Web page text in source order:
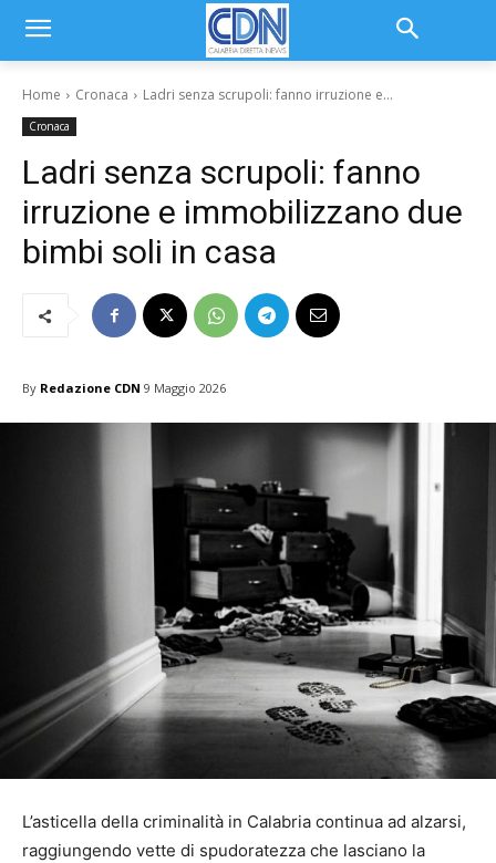
Home Cronaca Ladri senza scrupoli: fanno irruzione e...
Cronaca
Ladri senza scrupoli: fanno
irruzione e immobilizzano due
bimbi soli in casa
By Redazione CDN 9 Maggio 2026
L’asticella della criminalità in Calabria continua ad alzarsi,
raggiungendo vette di spudoratezza che lasciano la